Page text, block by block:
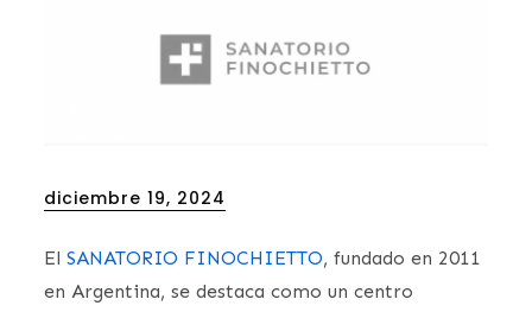
Posted
diciembre 19, 2024
ElSANATORIO FINOCHIETTO, fundado en 2011
en Argentina, se destaca como un centro